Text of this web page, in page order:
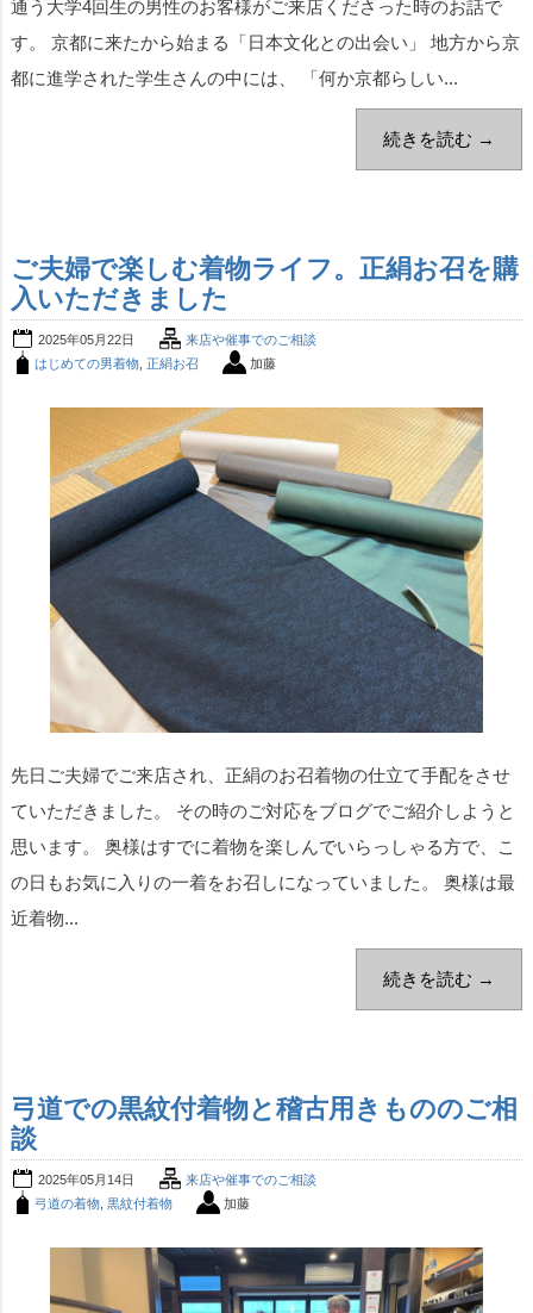
通う大学4回生の男性のお客様がご来店くださった時のお話で
す。 京都に来たから始まる「日本文化との出会い」 地方から京
都に進学された学生さんの中には、 「何か京都らしい...
続きを読む →
ご夫婦で楽しむ着物ライフ。正絹お召を購
入いただきました
2025年05月22日
来店や催事でのご相談
はじめての男着物, 正絹お召 加藤
先日ご夫婦でご来店され、正絹のお召着物の仕立て手配をさせ
ていただきました。 その時のご対応をブログでご紹介しようと
思います。 奥様はすでに着物を楽しんでいらっしゃる方で、こ
の日もお気に入りの一着をお召しになっていました。 奥様は最
近着物...
続きを読む →
弓道での黒紋付着物と稽古用きもののご相
談
2025年05月14日
来店や催事でのご相談
弓道の着物, 黒紋付着物 加藤